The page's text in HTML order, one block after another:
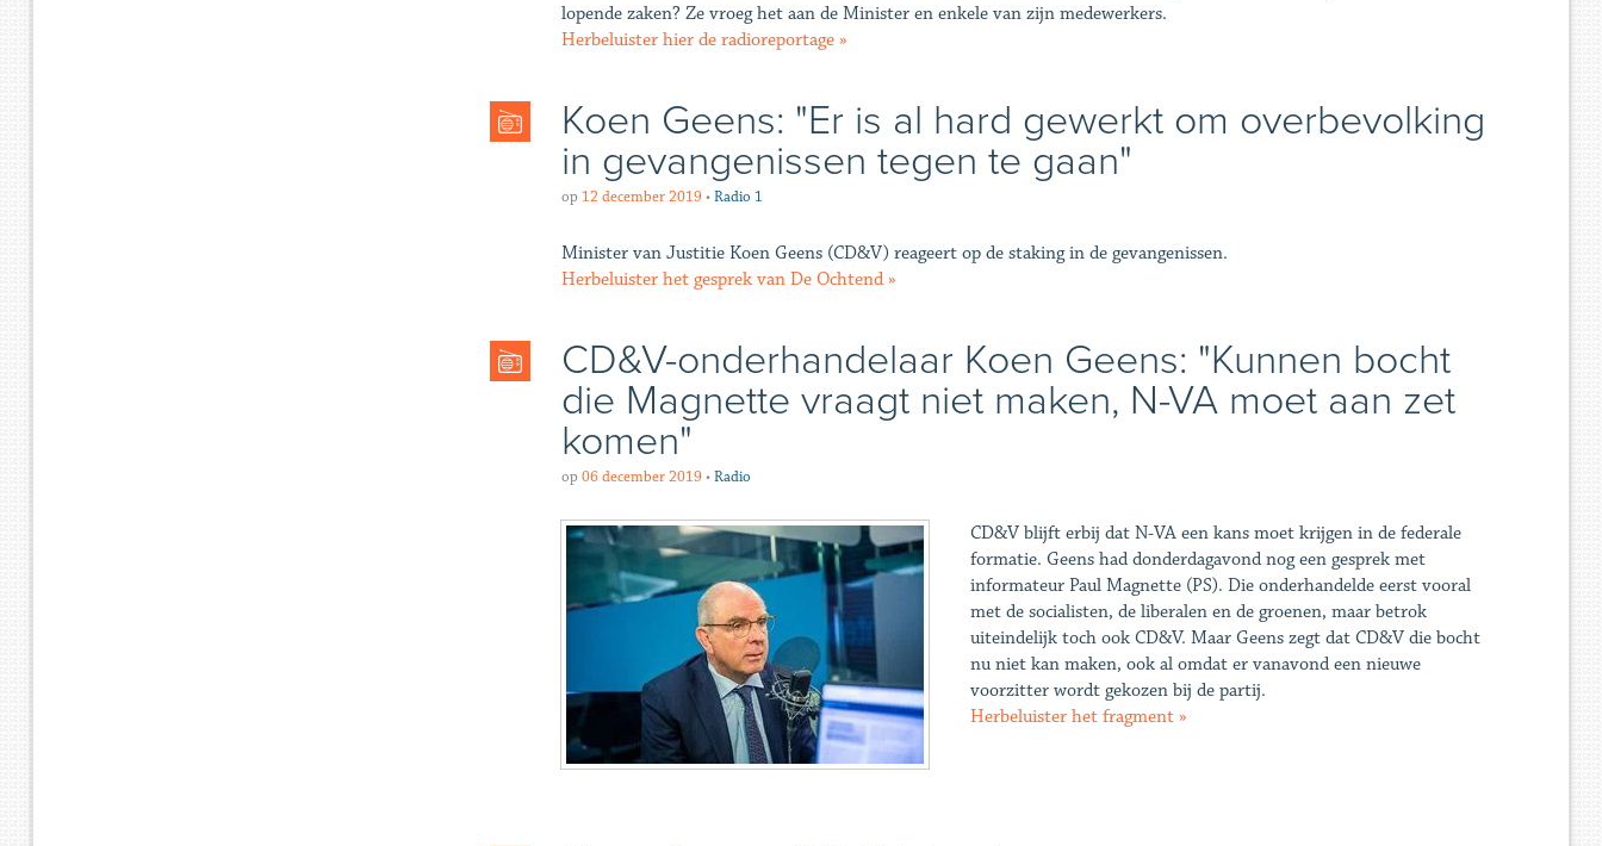
lopende zaken? Ze vroeg het aan de Minister en enkele van zijn medewerkers.
Herbeluister hier de radioreportage »
Koen Geens: "Er is al hard gewerkt om overbevolking
in gevangenissen tegen te gaan"
op 12 december 2019 • Radio 1
Minister van Justitie Koen Geens (CD&V) reageert op de staking in de gevangenissen.
Herbeluister het gesprek van De Ochtend »
CD&V-onderhandelaar Koen Geens: "Kunnen bocht
die Magnette vraagt niet maken, N-VA moet aan zet
komen"
op 06 december 2019 • Radio
CD&V blijft erbij dat N-VA een kans moet krijgen in de federale
formatie. Geens had donderdagavond nog een gesprek met
informateur Paul Magnette (PS). Die onderhandelde eerst vooral
met de socialisten, de liberalen en de groenen, maar betrok
uiteindelijk toch ook CD&V. Maar Geens zegt dat CD&V die bocht
nu niet kan maken, ook al omdat er vanavond een nieuwe
voorzitter wordt gekozen bij de partij.
Herbeluister het fragment »